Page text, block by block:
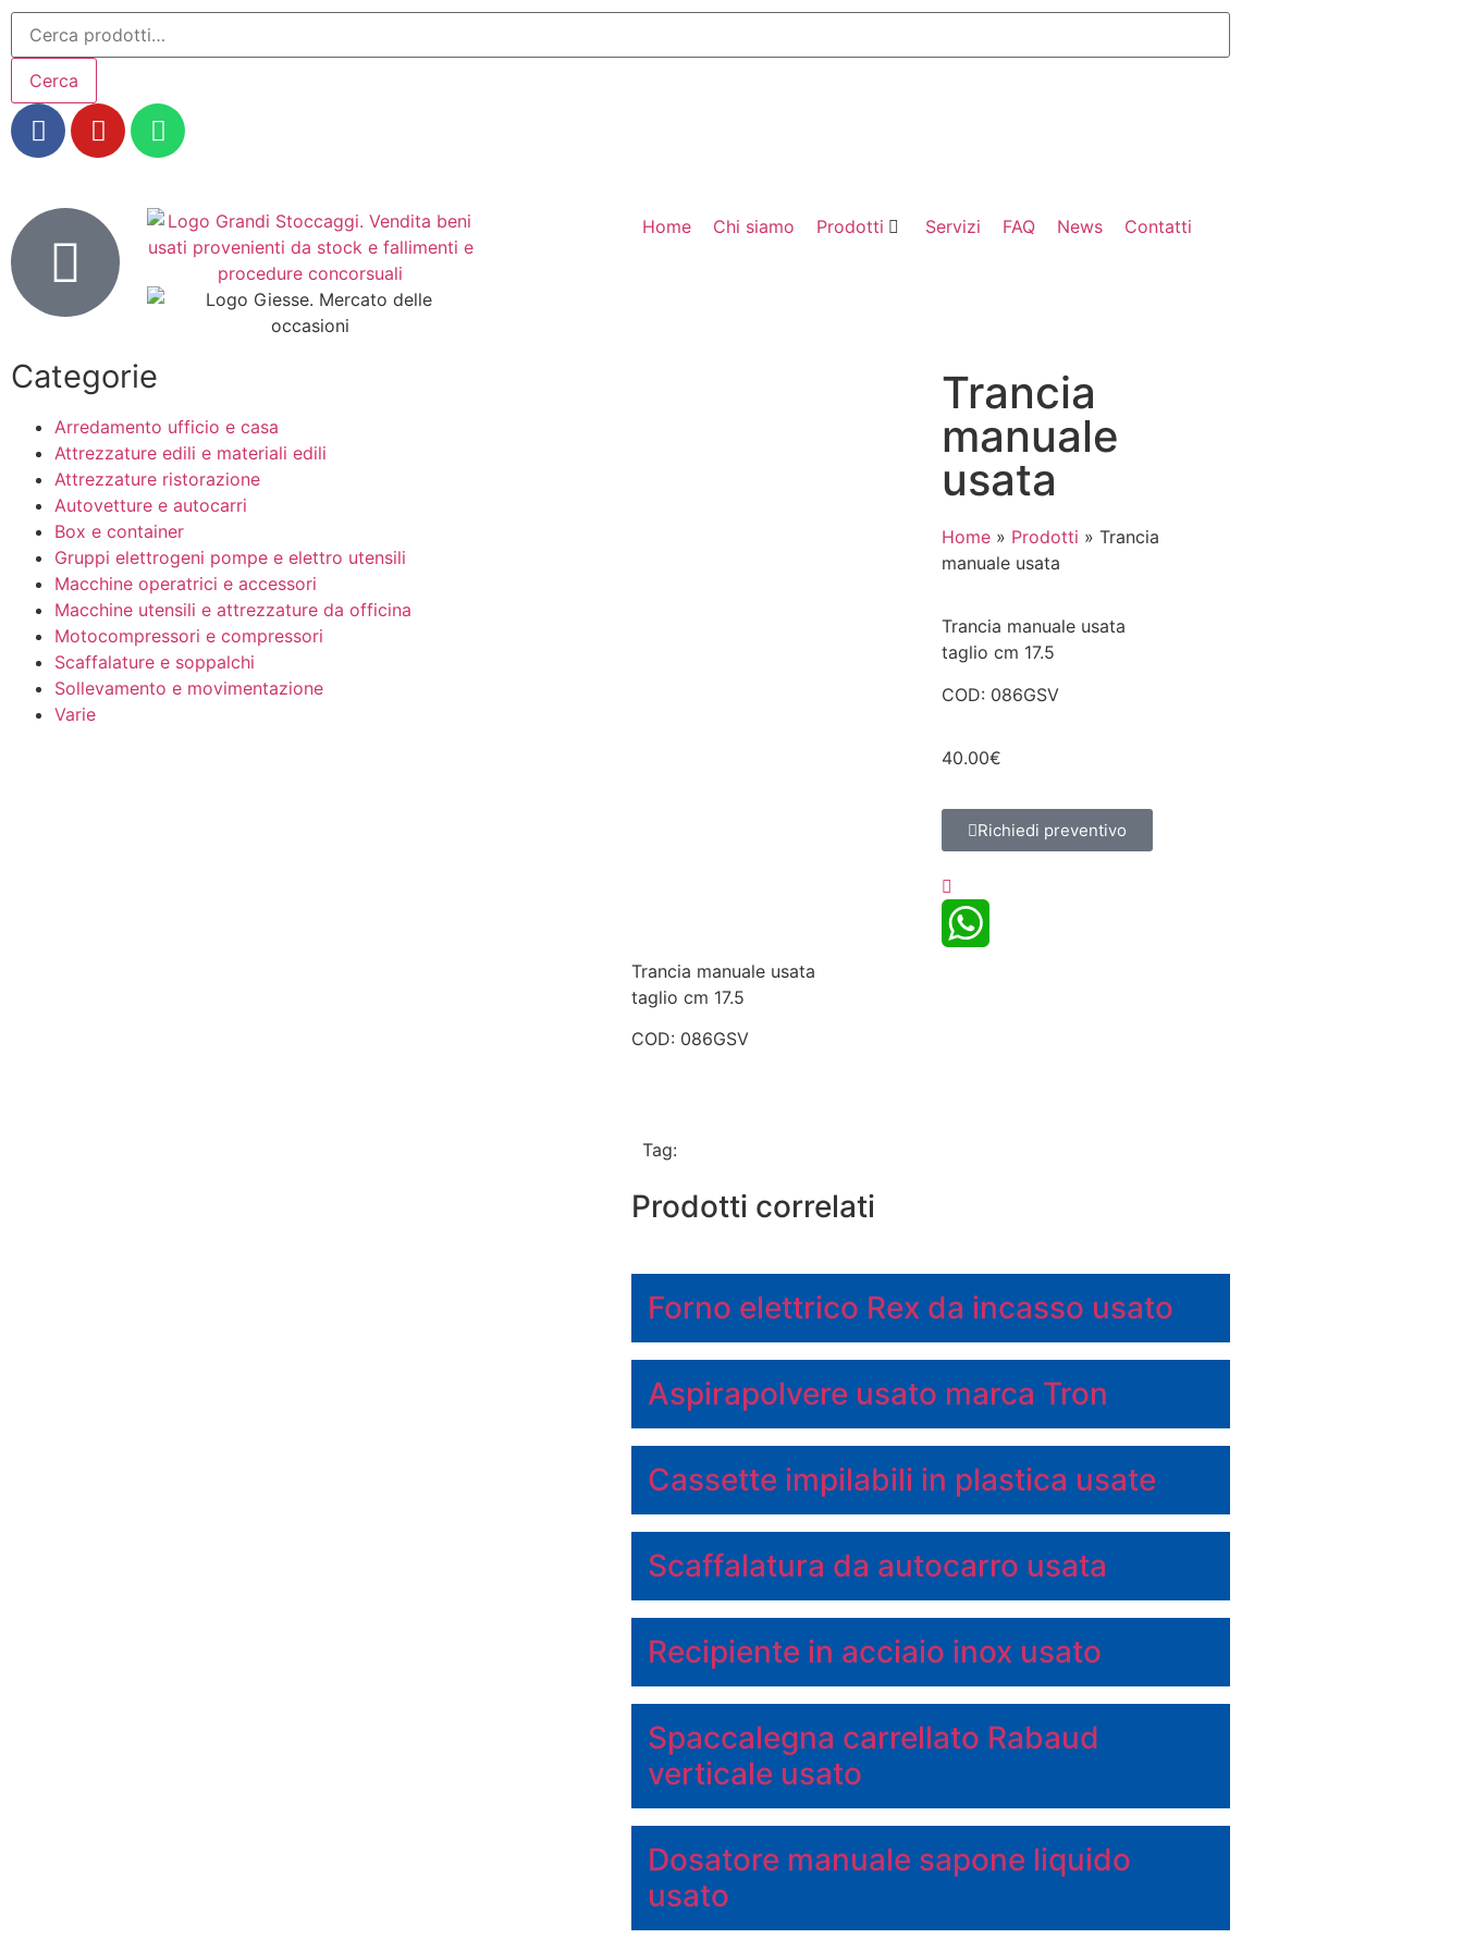
Cerca
Home Chi siamo Prodotti Servizi FAQ News Contatti
Categorie
Arredamento ufficio e casa
Attrezzature edili e materiali edili
Attrezzature ristorazione
Autovetture e autocarri
Box e container
Gruppi elettrogeni pompe e elettro utensili
Macchine operatrici e accessori
Macchine utensili e attrezzature da officina
Motocompressori e compressori
Scaffalature e soppalchi
Sollevamento e movimentazione
Varie
Trancia
manuale
usata
Home » Prodotti » Trancia
manuale usata
Trancia manuale usata
taglio cm 17.5
COD: 086GSV
40.00€
Richiedi preventivo
Trancia manuale usata
taglio cm 17.5
COD: 086GSV
Tag:
Prodotti correlati
Forno elettrico Rex da incasso usato
Aspirapolvere usato marca Tron
Cassette impilabili in plastica usate
Scaffalatura da autocarro usata
Recipiente in acciaio inox usato
Spaccalegna carrellato Rabaud
verticale usato
Dosatore manuale sapone liquido
usato